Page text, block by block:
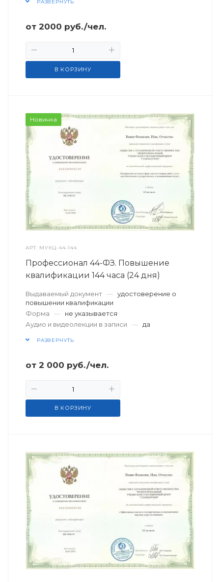
РАЗВЕРНУТЬ
от 2000 руб./чел.
В КОРЗИНУ
Новинка
АРТ. МУКЦ-44-144
Профессионал 44-ФЗ. Повышение
квалификации 144 часа (24 дня)
Выдаваемый документ — удостоверение о
повышении квалификации
Форма
—
не указывается
Аудио и видеолекции в записи
— да
РАЗВЕРНУТЬ
от 2 000 руб./чел.
В КОРЗИНУ